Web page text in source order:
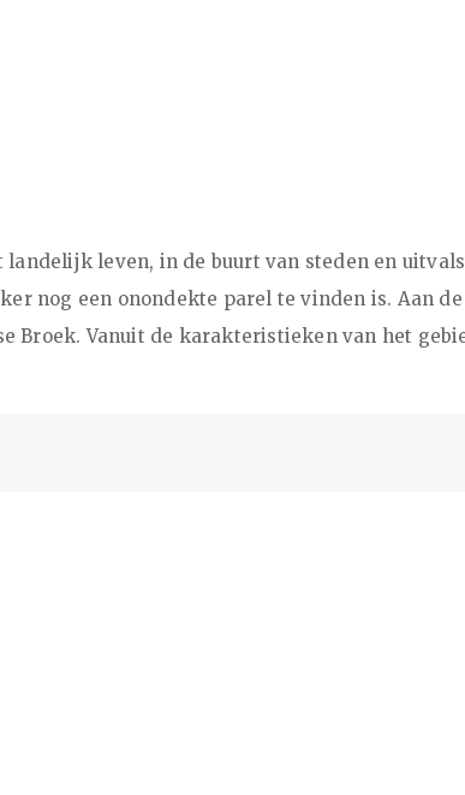
leven, in de buurt van steden en
nog een onondekte parel te vinden is. Aan
Broek. Vanuit de karakteristieken van het